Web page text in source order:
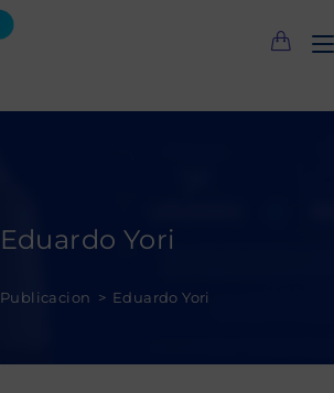
Eduardo Yori
Publicacion > Eduardo Yori